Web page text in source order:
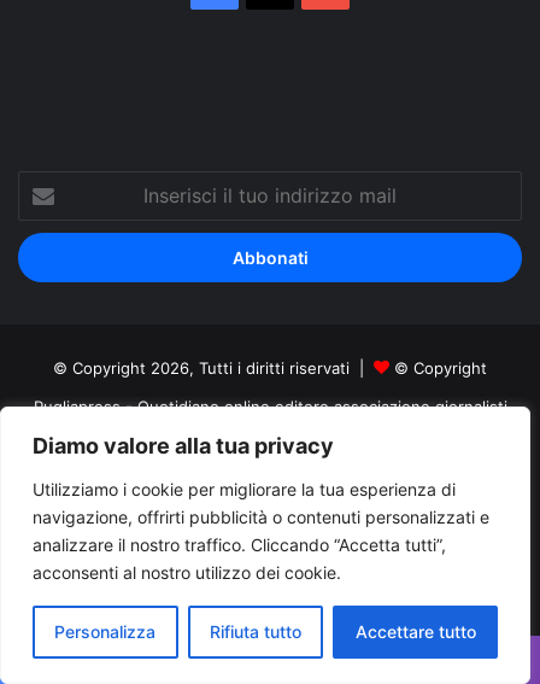
Diamo valore alla tua privacy
Utilizziamo i cookie per migliorare la tua esperienza di
navigazione, offrirti pubblicità o contenuti personalizzati e
analizzare il nostro traffico. Cliccando “Accetta tutti”,
acconsenti al nostro utilizzo dei cookie.
Personalizza Rifiuta tutto Accettare tutto
Inserisci
tuo
indirizzo
mail
© Copyright 2026, Tutti i diritti riservati |
© Copyright
Pugliapress - Quotidiano online editore associazione giornalisti
riuniti registrato presso il tribunale di Taranto al n. 569/2000 del
24/10/2000. Direttore responsabile Antonio Rubino
Cerco/Vendo
Offerte di lavoro Puglia Archivio
Contatti
Cookies Policy
Privacy Policy Info pubblicità elettorale
Facebook
X You